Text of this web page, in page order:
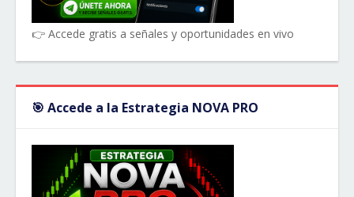
👉 Accede gratis a señales y oportunidades en vivo
🎯 Accede a la Estrategia NOVA PRO